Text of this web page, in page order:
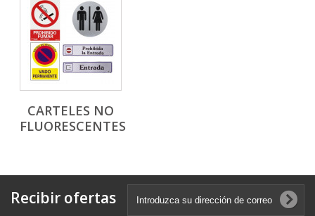
CARTELES NO
FLUORESCENTES
Recibir ofertas